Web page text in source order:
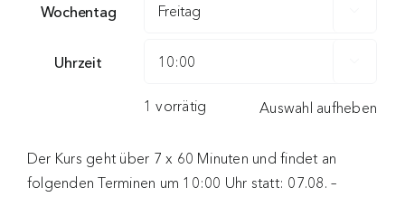
Wochentag
Uhrzeit
1 vorrätig Auswahl aufheben
Der Kurs geht über 7 x 60 Minuten und findet an
folgenden Terminen um 10:00 Uhr statt: 07.08. –